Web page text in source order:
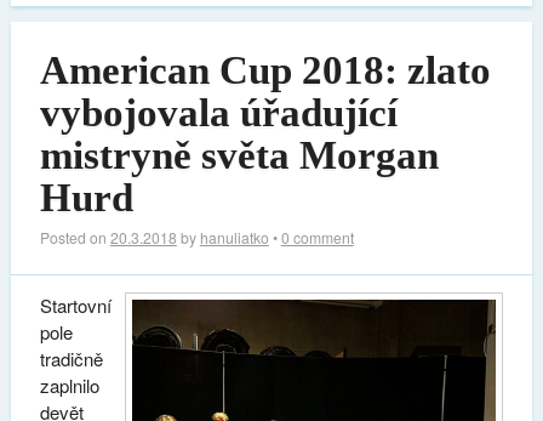
American Cup 2018: zlato
vybojovala úřadující
mistryně světa Morgan
Hurd
Posted on 20.3.2018 by hanuliatko •0 comment
Startovní
pole
tradičně
zaplnilo
devět